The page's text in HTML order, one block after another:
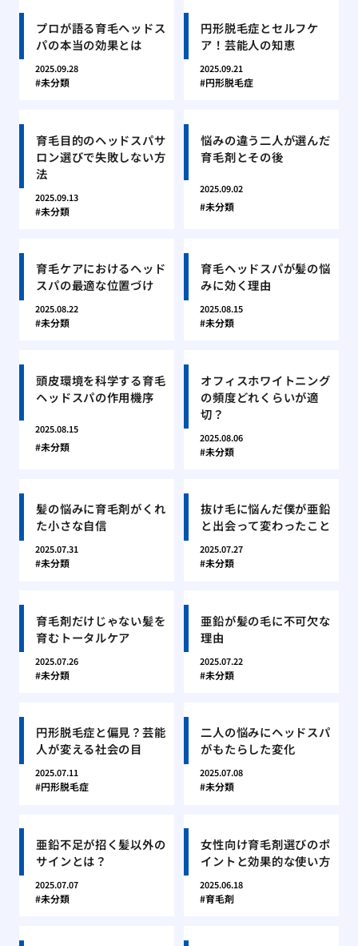
プロが語る育毛ヘッドス
パの本当の効果とは
2025.09.28
未分類
円形脱毛症とセルフケ
ア！芸能人の知恵
2025.09.21
円形脱毛症
育毛目的のヘッドスパサ
ロン選びで失敗しない方
法
2025.09.13
未分類
悩みの違う二人が選んだ
育毛剤とその後
2025.09.02
未分類
育毛ケアにおけるヘッド
スパの最適な位置づけ
2025.08.22
未分類
育毛ヘッドスパが髪の悩
みに効く理由
2025.08.15
未分類
頭皮環境を科学する育毛
ヘッドスパの作用機序
2025.08.15
未分類
オフィスホワイトニング
の頻度どれくらいが適
切？
2025.08.06
未分類
髪の悩みに育毛剤がくれ
た小さな自信
2025.07.31
未分類
抜け毛に悩んだ僕が亜鉛
と出会って変わったこと
2025.07.27
未分類
育毛剤だけじゃない髪を
育むトータルケア
2025.07.26
未分類
亜鉛が髪の毛に不可欠な
理由
2025.07.22
未分類
円形脱毛症と偏見？芸能
人が変える社会の目
2025.07.11
円形脱毛症
二人の悩みにヘッドスパ
がもたらした変化
2025.07.08
未分類
亜鉛不足が招く髪以外の
サインとは？
2025.07.07
未分類
女性向け育毛剤選びのポ
イントと効果的な使い方
2025.06.18
育毛剤